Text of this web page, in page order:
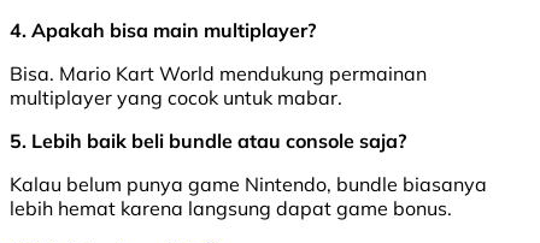
4. Apakah bisa main multiplayer?
Bisa. Mario Kart World mendukung permainan
multiplayer yang cocok untuk mabar.
5. Lebih baik beli bundle atau console saja?
Kalau belum punya game Nintendo, bundle biasanya
lebih hemat karena langsung dapat game bonus.